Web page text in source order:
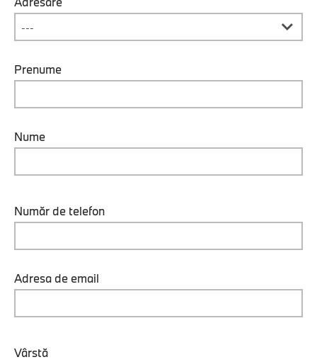
Prenume
Nume
Număr de telefon
Adresa de email
Vârstă